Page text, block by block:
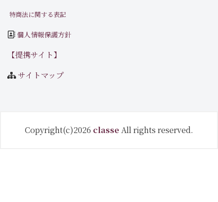
特商法に関する表記
個人情報保護方針
【提携サイト】
サイトマップ
Copyright(c)2026 classe All rights reserved.